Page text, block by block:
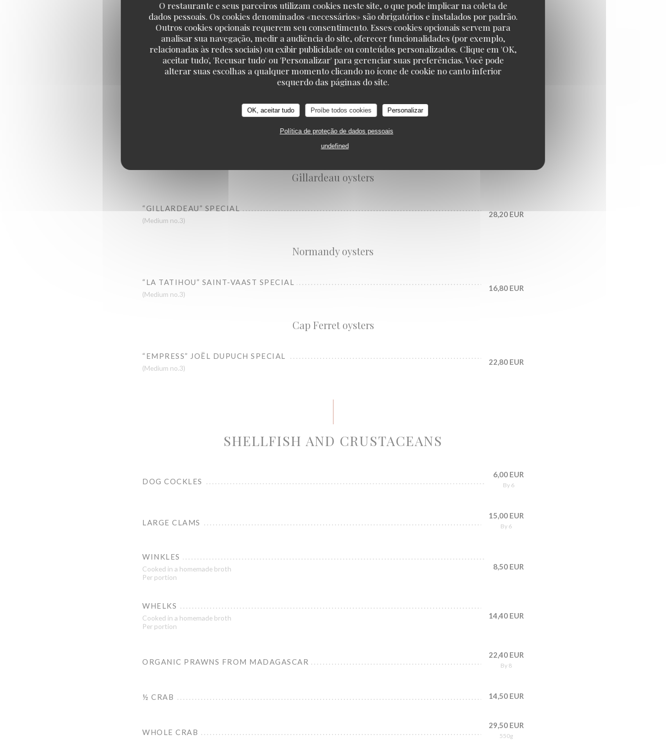
O restaurante e seus parceiros utilizam cookies neste site, o que pode implicar na coleta de
dados pessoais. Os cookies denominados «necessários» são obrigatórios e instalados por padrão.
Outros cookies opcionais requerem seu consentimento. Esses cookies opcionais servem para
analisar sua navegação, medir a audiência do site, oferecer funcionalidades (por exemplo,
relacionadas às redes sociais) ou exibir publicidade ou conteúdos personalizados. Clique em 'OK,
aceitar tudo', 'Recusar tudo' ou 'Personalizar' para gerenciar suas preferências. Você pode
alterar suas escolhas a qualquer momento clicando no ícone de cookie no canto inferior
esquerdo das páginas do site.
OK, aceitar tudo Proíbe todos cookies Personalizar
Política de proteção de dados pessoais
undefined
“CADORET” BELON
Large
29,70 EUR
Charente-Maritime oysters
Gillardeau oysters
“GILLARDEAU” SPECIAL
(Medium no.3)
28,20 EUR
Normandy oysters
“LA TATIHOU” SAINT-VAAST SPECIAL
(Medium no.3)
16,80 EUR
Cap Ferret oysters
“EMPRESS” JOËL DUPUCH SPECIAL
(Medium no.3)
22,80 EUR
SHELLFISH AND CRUSTACEANS
DOG COCKLES
6,00 EUR
By 6
LARGE CLAMS
15,00 EUR
By 6
WINKLES
Cooked in a homemade broth
Per portion
8,50 EUR
WHELKS
Cooked in a homemade broth
Per portion
14,40 EUR
ORGANIC PRAWNS FROM MADAGASCAR
22,40 EUR
By 8
½ CRAB 14,50 EUR
WHOLE CRAB
29,50 EUR
550g